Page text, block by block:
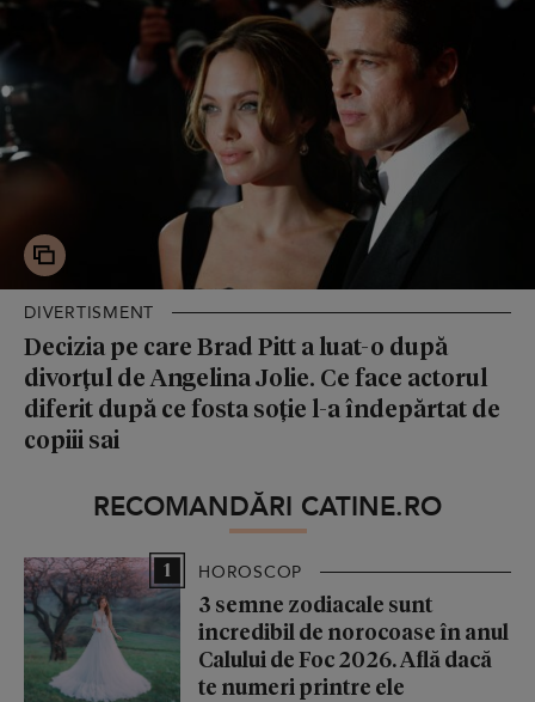
DIVERTISMENT
Decizia pe care Brad Pitt a luat-o după
divorțul de Angelina Jolie. Ce face actorul
diferit după ce fosta soție l-a îndepărtat de
copiii sai
RECOMANDĂRI CATINE.RO
1 HOROSCOP
3 semne zodiacale sunt
incredibil de norocoase în anul
Calului de Foc 2026. Află dacă
te numeri printre ele